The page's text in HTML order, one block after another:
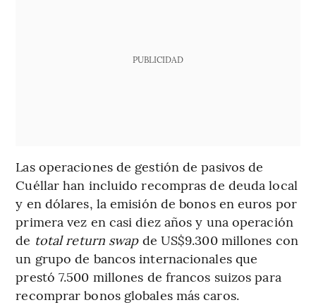
PUBLICIDAD
Las operaciones de gestión de pasivos de
Cuéllar han incluido recompras de deuda local
y en dólares, la emisión de bonos en euros por
primera vez en casi diez años y una operación
de total return swapde US$9.300 millones con
un grupo de bancos internacionales que
prestó 7.500 millones de francos suizos para
recomprar bonos globales más caros.